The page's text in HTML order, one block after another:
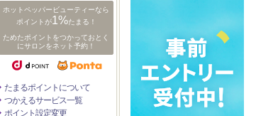
ホットペッパービューティーなら
ポイントが1%たまる！
ためたポイントをつかっておとく
にサロンをネット予約！
たまるポイントについて
つかえるサービス一覧
ポイント設定変更